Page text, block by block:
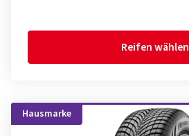
Reifen wählen
Hausmarke